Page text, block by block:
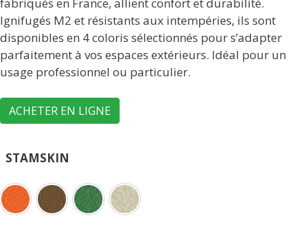
Ignifugés M2 et résistants aux intempéries, ils sont
disponibles en 4 coloris sélectionnés pour s’adapter
parfaitement à vos espaces extérieurs. Idéal pour un
usage professionnel ou particulier.
ACHETER EN LIGNE
STAMSKIN
CapucineCognacCactusSahara